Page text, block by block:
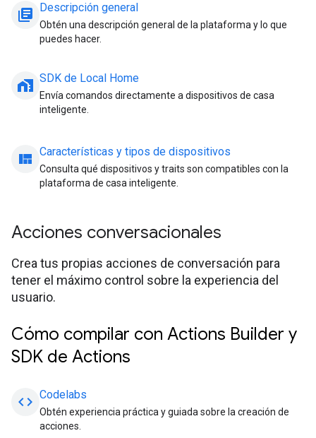
library_books Descripción general
Obtén una descripción general de la plataforma y lo que
puedes hacer.
home_work SDK de Local Home
Envía comandos directamente a dispositivos de casa
inteligente.
view_quilt Características y tipos de dispositivos
Consulta qué dispositivos y traits son compatibles con la
plataforma de casa inteligente.
Acciones conversacionales
Crea tus propias acciones de conversación para
tener el máximo control sobre la experiencia del
usuario.
Cómo compilar con Actions Builder y
SDK de Actions
code Codelabs
Obtén experiencia práctica y guiada sobre la creación de
acciones.